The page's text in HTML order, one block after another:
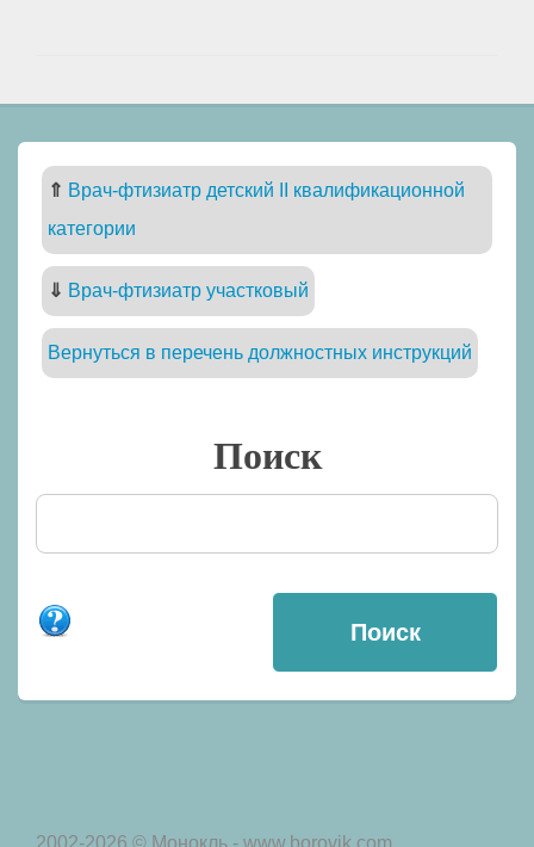
⇑ Врач-фтизиатр детский II квалификационной
категории
⇓ Врач-фтизиатр участковый
Вернуться в перечень должностных инструкций
Поиск